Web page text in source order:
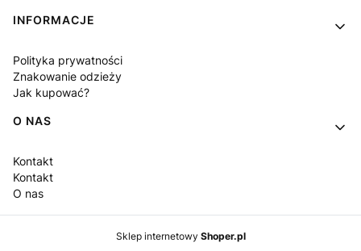
INFORMACJE
Polityka prywatności
Znakowanie odzieży
Jak kupować?
O NAS
Kontakt
Kontakt
O nas
Sklep internetowy Shoper.pl